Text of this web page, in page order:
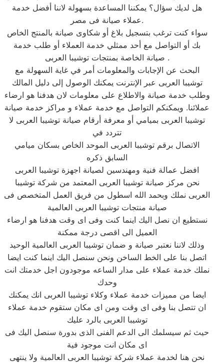
هل لديك سؤال؟ يمكننا المساعدة بسهولة لاننا أفضل خدمة
عملاء صيانة فى مصر.
سواء كنت ترغب بتسجيل بلاغ أو شكاوى صيانة بالمنتج الخاص
بك أو التواصل مع أحد ممثلي خدمة العملاء أو طلب خدمة
صيانة الخاصة بمنتجات توشيبا العربى .
البحث عن الإجابات والمعلومات أمر في غاية السهولة مع
توشيبا العربى عبر الإنترنت يمكنك الوصول إلى دليل المالك
وطلب خدمة صيانة والاطلاع على معلومات لان هدفنا هو ارضاء
عملائنا. ويمكنكم التواصل مع خدمة عملاء و مراكز خدمة صيانة
توشيبا العربى بميامي أو معرفة أرقام صيانة توشيبا العربى لا
تتردد في
الاتصال برقم توشيبا العربى الموحد الخاص بسكان ميامي
السابق ذكره
افضل عمالة فنية ومهندسين لصيانة اجهزة توشيبا العربى
نحن مركز صيانة توشيبا العربى المعتمد من شركة توشيبا
العربى نملك وبحمد الله اسطول من فريق العمل المتخصص فى
صيانة منتجات توشيبا العربى العالمية
نستطيع ان نصل اليك اينما كنت وفى اى وقت هدفنا هو ارضاء
العميل الى اقصى درجة ممكنة
وذلك لاننا نعتبر صيانة و ضمان توشيبا العربى العالمية الوحيد
اتصل بنا على الخط الساخن ونحن سنصل اليك اينما كنت ايضا
نملك خدمة عملاء على مدار الساعه موجودون اجل خدمتك انت
وحدك
ايضا من مميزات خدمة عملاء وكلاء توشيبا العربى انك يمكنك
ان تتصل بنا وفى اى وقت ومن اى مكان ستقوم خدمة عملاء
توشيبا العربى بالرد عليك
حيث ثم سيسلمك الى الدعم الفنى الذى بدورة سنصل اليك فى
اى مكان انت موجود فية
نحن هنا لخدمة عملاء شركة توشيبا العربى العالمية ولا ينتهى